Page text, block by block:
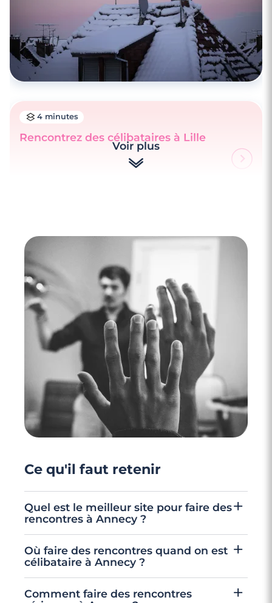
4 minutes
Rencontrez des célibataires à Lille
Rencontrez des célibataires à Limoges
Voir plus
Ce qu'il faut retenir
Quel est le meilleur site pour faire des
rencontres à Annecy ?
tisser de véritables liens. Notre plateforme
regroupe des Profils vérifiés et motivés par
des relations sérieuses, ce qui facilite les
Où faire des rencontres quand on est
célibataire à Annecy ?
Commencez par échanger en ligne avec vos
Comment faire des rencontres